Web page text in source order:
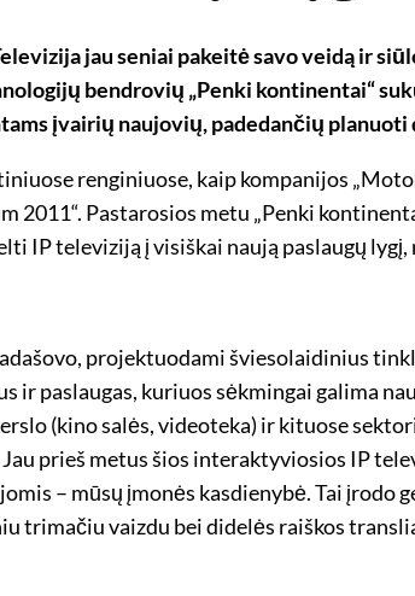
jau seniai pakeitė savo veidą ir
bendrovių „Penki kontinentai“
įvairių naujovių, padedančių
renginiuose, kaip kompanijos
2011“. Pastarosios metu „Penki
IP televiziją į visiškai naują paslaugų lygį,
projektuodami šviesolaidinius
paslaugas, kuriuos sėkmingai galima
(kino salės, videoteka) ir kituose
prieš metus šios interaktyviosios IP
– mūsų įmonės kasdienybė. Tai įrodo
vaizdu bei didelės raiškos